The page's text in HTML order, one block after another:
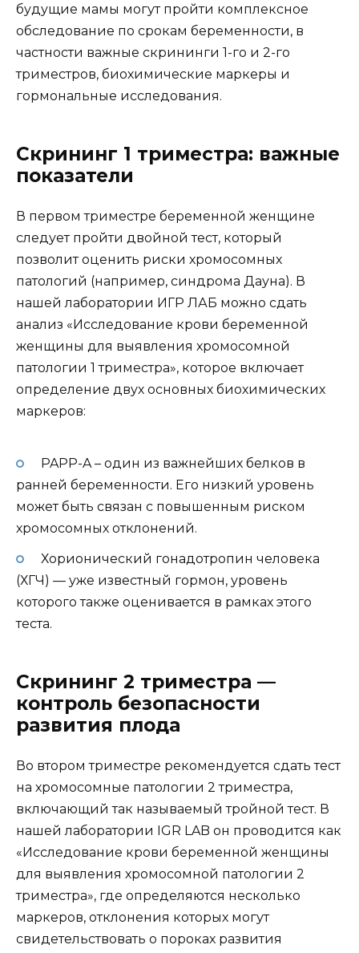
будущие мамы могут пройти комплексное
обследование по срокам беременности, в
частности важные скрининги 1-го и 2-го
триместров, биохимические маркеры и
гормональные исследования.
Скрининг 1 триместра: важные
показатели
В первом триместре беременной женщине
следует пройти двойной тест, который
позволит оценить риски хромосомных
патологий (например, синдрома Дауна). В
нашей лаборатории ИГР ЛАБ можно сдать
анализ «Исследование крови беременной
женщины для выявления хромосомной
патологии 1 триместра», которое включает
определение двух основных биохимических
маркеров:
PAPP-A – один из важнейших белков в
ранней беременности. Его низкий уровень
может быть связан с повышенным риском
хромосомных отклонений.
Хорионический гонадотропин человека
(ХГЧ) — уже известный гормон, уровень
которого также оценивается в рамках этого
теста.
Скрининг 2 триместра —
контроль безопасности
развития плода
Во втором триместре рекомендуется сдать тест
на хромосомные патологии 2 триместра,
включающий так называемый тройной тест. В
нашей лаборатории IGR LAB он проводится как
«Исследование крови беременной женщины
для выявления хромосомной патологии 2
триместра», где определяются несколько
маркеров, отклонения которых могут
свидетельствовать о пороках развития